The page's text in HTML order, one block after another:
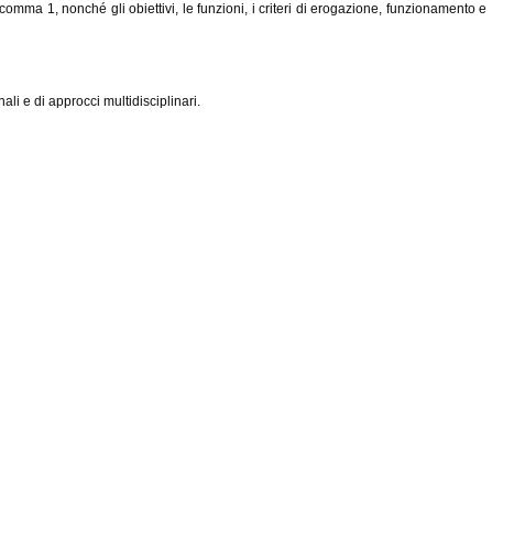
1, nonché gli obiettivi, le funzioni, i criteri di erogazione, funzionamento e
e di approcci multidisciplinari.